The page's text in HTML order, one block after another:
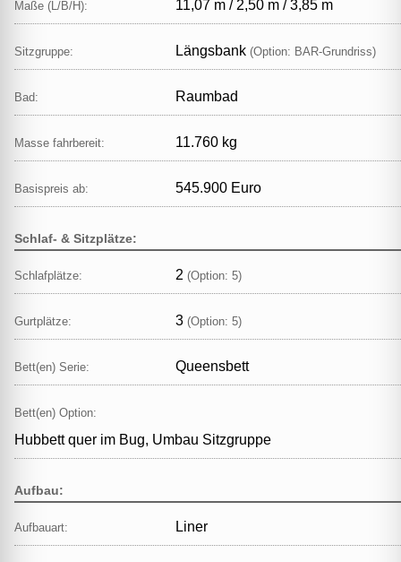
Maße (L/B/H): 11,07 m / 2,50 m / 3,85 m
Sitzgruppe: Längsbank (Option: BAR‑Grundriss)
Bad: Raumbad
Masse fahrbereit: 11.760 kg
Basispreis ab: 545.900 Euro
Schlaf- & Sitzplätze:
Schlafplätze: 2 (Option: 5)
Gurtplätze: 3 (Option: 5)
Bett(en) Serie: Queensbett
Bett(en) Option:
Hubbett quer im Bug, Umbau Sitzgruppe
Aufbau:
Aufbauart: Liner